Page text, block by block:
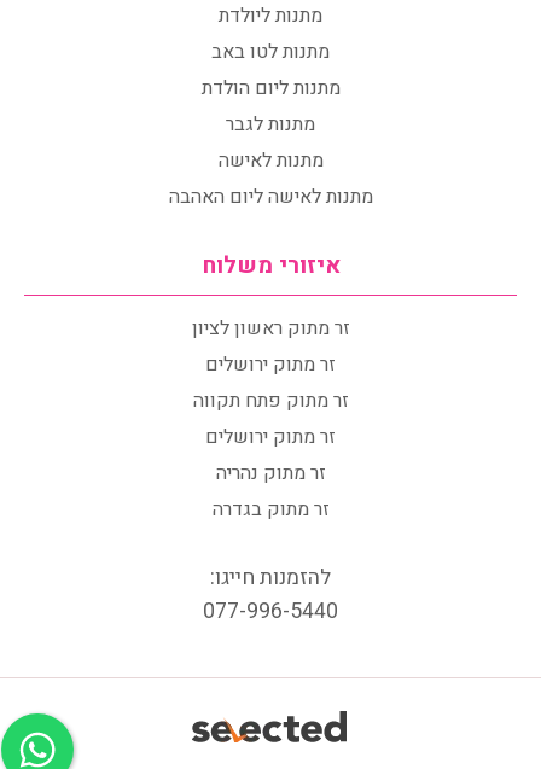
מתנות ליולדת
מתנות לטו באב
מתנות ליום הולדת
מתנות לגבר
מתנות לאישה
מתנות לאישה ליום האהבה
איזורי משלוח
זר מתוק ראשון לציון
זר מתוק ירושלים
זר מתוק פתח תקווה
זר מתוק ירושלים
זר מתוק נהריה
זר מתוק בגדרה
להזמנות חייגו:
077-996-5440